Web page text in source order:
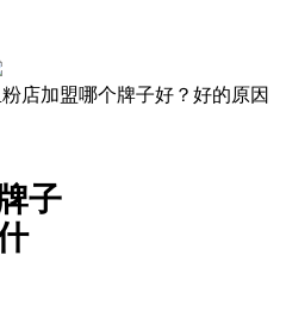
店加盟哪个牌子好？好的原因
子